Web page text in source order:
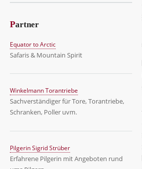
Hafenrundfahrt im größten
Treffpunkt war am 185 Meter hohen
Dazu mußten wir
beeindruckenden Spiegelglas-
Museums Boijmans Van Beuningen,
Kunstspeicher, in dem sich die
spiegelt. Weiter durch Museums-
erreichten wir den Parkhaven an der
anders als der Flussname vermuten
ist. Mit der "River Cruise" und 2
Kapitän und dem Guide, erlebten wir
beeindruckenden Hafen. Das
Partner
Equator to Arctic
Safaris & Mountain Spirit
Winkelmann Torantriebe
Sachverständiger für Tore, Torantriebe,
Schranken, Poller uvm.
Pilgerin Sigrid Strüber
Erfahrene Pilgerin mit Angeboten rund